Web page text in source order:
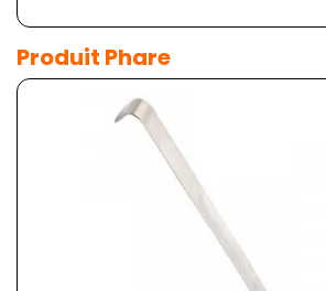
Produit Phare